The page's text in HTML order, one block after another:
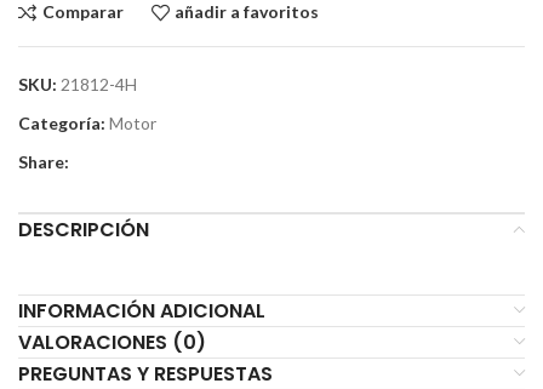
Comparar añadir a favoritos
SKU: 21812-4H
Categoría: Motor
Share:
DESCRIPCIÓN
INFORMACIÓN ADICIONAL
VALORACIONES (0)
PREGUNTAS Y RESPUESTAS